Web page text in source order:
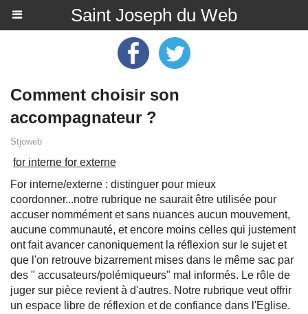
Saint Joseph du Web
Comment choisir son
accompagnateur ?
Stjoweb
for interne for externe
For interne/externe : distinguer pour mieux
coordonner...notre rubrique ne saurait être utilisée pour
accuser nommément et sans nuances aucun mouvement,
aucune communauté, et encore moins celles qui justement
ont fait avancer canoniquement la réflexion sur le sujet et
que l'on retrouve bizarrement mises dans le même sac par
des " accusateurs/polémiqueurs" mal informés. Le rôle de
juger sur pièce revient à d'autres. Notre rubrique veut offrir
un espace libre de réflexion et de confiance dans l'Eglise.